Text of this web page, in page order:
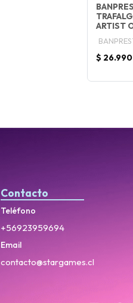
ARTIST
$ 26.990
Contacto
Teléfono
+56923959694
Email
contacto@stargames.cl